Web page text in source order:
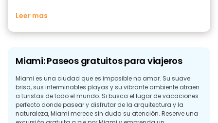
Leer mas
Miami: Paseos gratuitos para viajeros
Miami es una ciudad que es imposible no amar. Su suave
brisa, sus interminables playas y su vibrante ambiente atraen
a turistas de todo el mundo. Si busca el lugar de vacaciones
perfecto donde pasear y disfrutar de la arquitectura y la
naturaleza, Miami merece sin duda su atención. Reserve una